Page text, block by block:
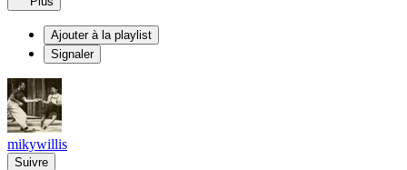
Ajouter à la playlist
Signaler
mikywillis
Suivre